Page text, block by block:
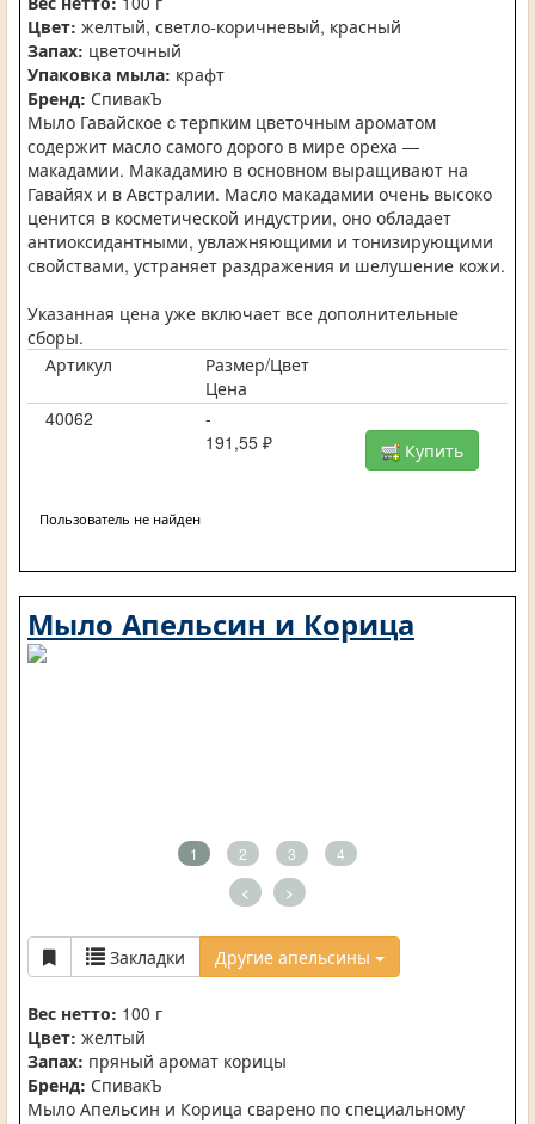
Цвет: желтый, светло-коричневый, красный
Запах: цветочный
Упаковка мыла: крафт
Бренд: СпивакЪ
Мыло Гавайское c терпким цветочным ароматом
содержит масло самого дорого в мире ореха —
макадамии. Макадамию в основном выращивают на
Гавайях и в Австралии. Масло макадамии очень высоко
ценится в косметической индустрии, оно обладает
антиоксидантными, увлажняющими и тонизирующими
свойствами, устраняет раздражения и шелушение кожи.
Указанная цена уже включает все дополнительные
сборы.
Артикул
Размер/Цвет
Цена
40062
-
191,55 ₽
Купить
Пользователь не найден
Мыло Апельсин и Корица
1 2 3 4
< >
Закладки Другие апельсины
Вес нетто: 100 г
Цвет: желтый
Запах: пряный аромат корицы
Бренд: СпивакЪ
Мыло Апельсин и Корица сварено по специальному